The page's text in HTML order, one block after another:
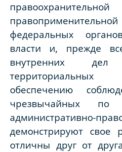
федеральных
власти и, прежде
внутренних
обеспечению
чрезвычайных по
административно-
демонстрируют свое
отличны друг от